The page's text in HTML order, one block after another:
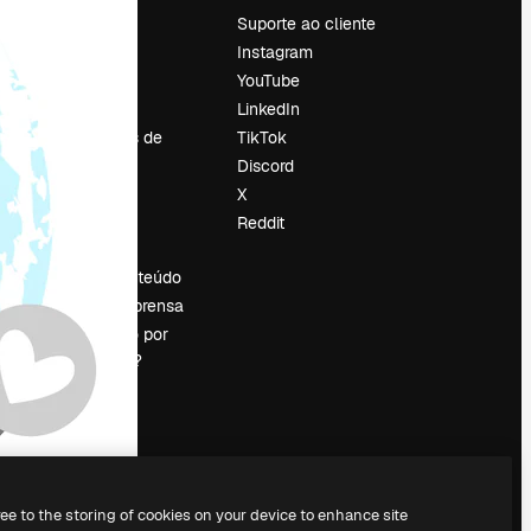
Tendências de
Vender conteúdo
Sala de imprensa
Procurando por
magnific.ai?
Suporte ao cliente
Instagram
YouTube
LinkedIn
TikTok
Discord
X
Reddit
to the storing of cookies on your device to enhance site